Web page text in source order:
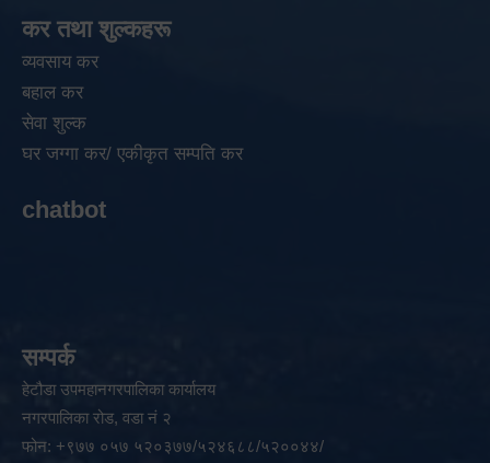
कर तथा शुल्कहरू
व्यवसाय कर
बहाल कर
सेवा शुल्क
घर जग्गा कर/ एकीकृत सम्पति कर
chatbot
सम्पर्क
हेटौडा उपमहानगरपालिका कार्यालय
नगरपालिका रोड, वडा नं २
फोन: +९७७ ०५७ ५२०३७७/५२४६८८/५२००४४/